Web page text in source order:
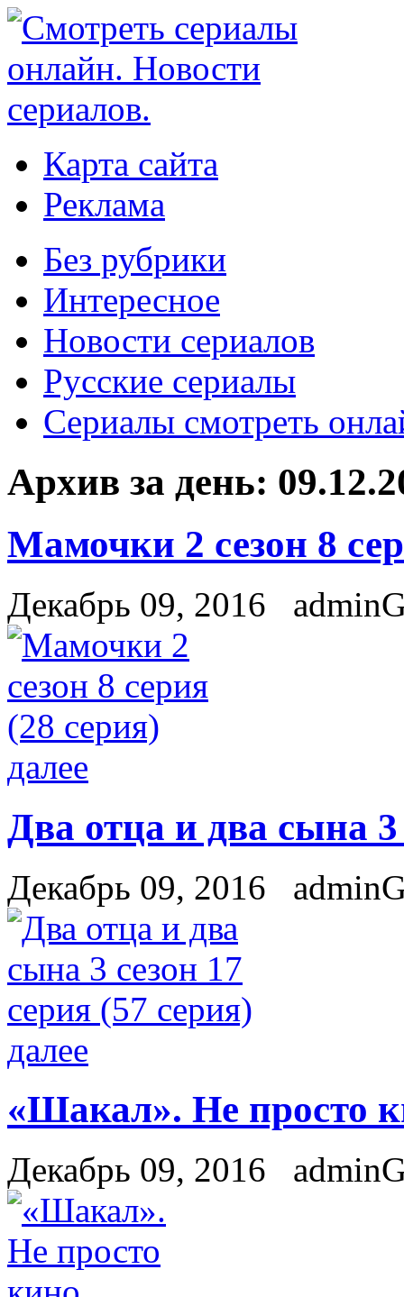
Карта сайта
Реклама
Без рубрики
Интересное
Новости сериалов
Русские сериалы
Сериалы смотреть
Архив за день:
Мамочки 2 сезон 8
Декабрь 09, 2016
далее
Два отца и два сына 3
Декабрь 09, 2016
далее
«Шакал». Не просто
Декабрь 09, 2016